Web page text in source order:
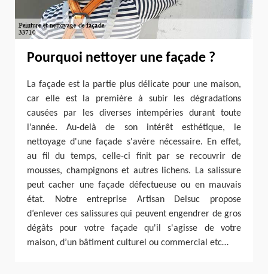
Pourquoi nettoyer une façade ?
La façade est la partie plus délicate pour une maison,
car elle est la première à subir les dégradations
causées par les diverses intempéries durant toute
l’année. Au-delà de son intérêt esthétique, le
nettoyage d'une façade s'avère nécessaire. En effet,
au fil du temps, celle-ci finit par se recouvrir de
mousses, champignons et autres lichens. La salissure
peut cacher une façade défectueuse ou en mauvais
état. Notre entreprise Artisan Delsuc propose
d’enlever ces salissures qui peuvent engendrer de gros
dégâts pour votre façade qu'il s'agisse de votre
maison, d’un bâtiment culturel ou commercial etc…